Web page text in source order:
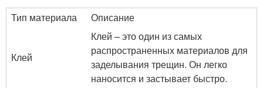
Тип материала Описание
Клей
Клей – это один из самых
распространенных материалов для
заделывания трещин. Он легко
наносится и застывает быстро.